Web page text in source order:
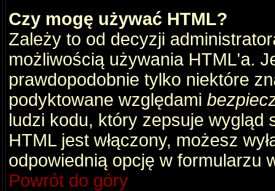
Czy mogę używać HTML?
Zależy to od decyzji
możliwością używania HTML'a.
prawdopodobnie tylko niektóre
podyktowane względami
ludzi kodu, który zepsuje wygląd
HTML jest włączony, możesz
odpowiednią opcję w formularzu
Powrót do góry